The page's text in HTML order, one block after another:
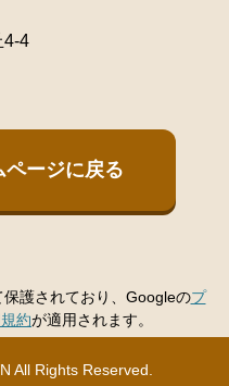
4-4
ページに戻る
護されており、Googleのプ
約が適用されます。
All Rights Reserved.